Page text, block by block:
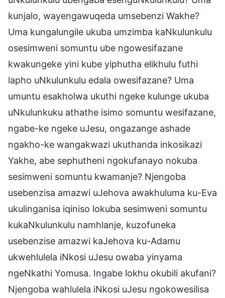
kunjalo, wayengawuqeda umsebenzi Wakhe?
Uma kungalungile ukuba umzimba kaNkulunkulu
osesimweni somuntu ube ngowesifazane
kwakungeke yini kube yiphutha elikhulu futhi
lapho uNkulunkulu edala owesifazane? Uma
umuntu esakholwa ukuthi ngeke kulunge ukuba
uNkulunkuku athathe isimo somuntu wesifazane,
ngabe-ke ngeke uJesu, ongazange ashade
ngakho-ke wangakwazi ukuthanda inkosikazi
Yakhe, abe sephutheni ngokufanayo nokuba
sesimweni somuntu kwamanje? Njengoba
usebenzisa amazwi uJehova awakhuluma ku-Eva
ukulinganisa iqiniso lokuba sesimweni somuntu
kukaNkulunkulu namhlanje, kuzofuneka
usebenzise amazwi kaJehova ku-Adamu
ukwehlulela iNkosi uJesu owaba yinyama
ngeNkathi Yomusa. Ingabe lokhu okubili akufani?
Njengoba wahlulela iNkosi uJesu ngokowesilisa